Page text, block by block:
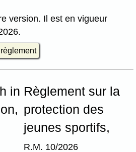
version. Il est en vigueur
in Règlement sur la
protection des
jeunes sportifs,
R.M. 10/2026